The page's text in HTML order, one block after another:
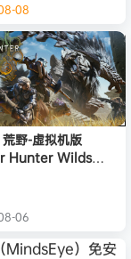
08
野-虚拟机版
Hunter Wilds
06